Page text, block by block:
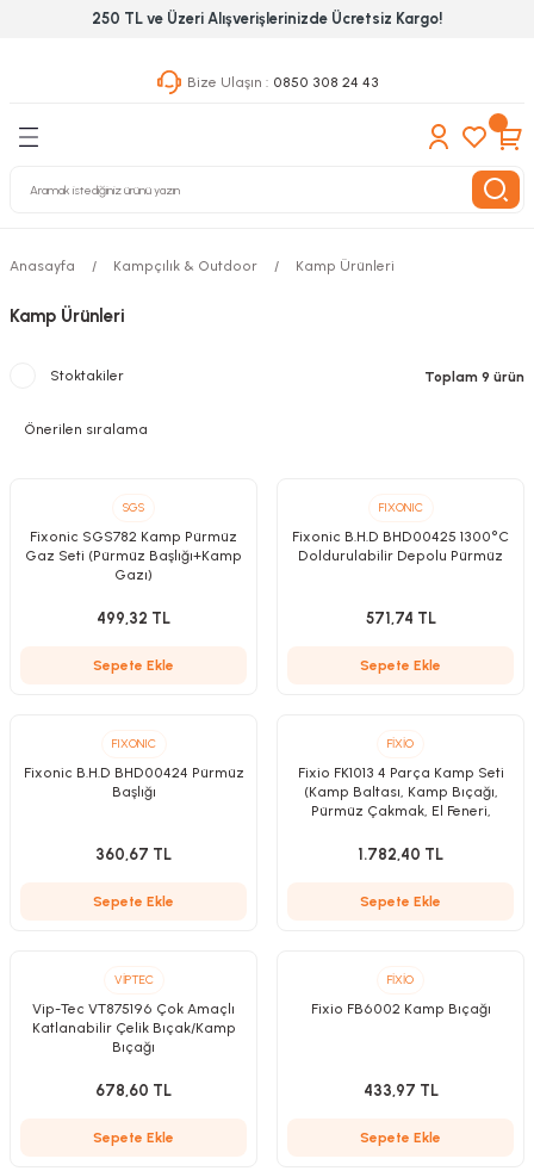
250 TL ve Üzeri Alışverişlerinizde Ücretsiz Kargo!
Bize Ulaşın : 0850 308 24 43
Geri Dön
Geri Dön
& Nalburiye
Grubu
Aletleri
Hizmet Dolapları
ve Bisiklet
Geri Dön
Anasayfa Kampçılık & Outdoor Kamp Ürünleri
Kamp Ürünleri
Stoktakiler Toplam 9 ürün
SGS
Fixonic SGS782 Kamp Pürmüz
Gaz Seti (Pürmüz Başlığı+Kamp
Gazı)
499,32 TL
Sepete Ekle
FIXONIC
Fixonic B.H.D BHD00425 1300°C
Doldurulabilir Depolu Pürmüz
571,74 TL
Sepete Ekle
FIXONIC
Fixonic B.H.D BHD00424 Pürmüz
Başlığı
360,67 TL
Sepete Ekle
FİXİO
Fixio FK1013 4 Parça Kamp Seti
(Kamp Baltası, Kamp Bıçağı,
Pürmüz Çakmak, El Feneri,
1.782,40 TL
Sepete Ekle
VİPTEC
Vip-Tec VT875196 Çok Amaçlı
Katlanabilir Çelik Bıçak/Kamp
Bıçağı
678,60 TL
Sepete Ekle
FİXİO
Fixio FB6002 Kamp Bıçağı
433,97 TL
Sepete Ekle